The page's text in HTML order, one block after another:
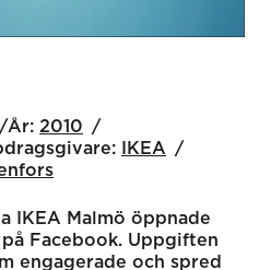
År: 2010
IKEA
IKEA Malmö öppnade
Facebook. Uppgiften
engagerade och spred